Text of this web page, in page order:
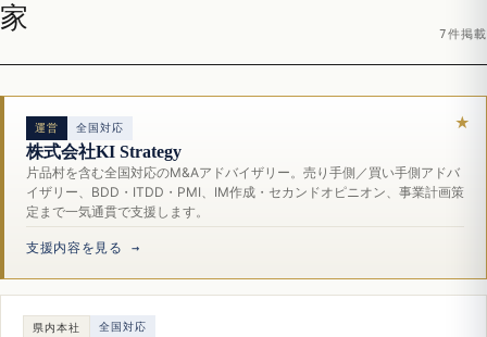
家
7件掲載
運営 全国対応
株式会社KI Strategy
片品村を含む全国対応のM&Aアドバイザリー。売り手側／買い手側アドバ
イザリー、BDD・ITDD・PMI、IM作成・セカンドオピニオン、事業計画策
定まで一気通貫で支援します。
支援内容を見る →
県内本社 全国対応